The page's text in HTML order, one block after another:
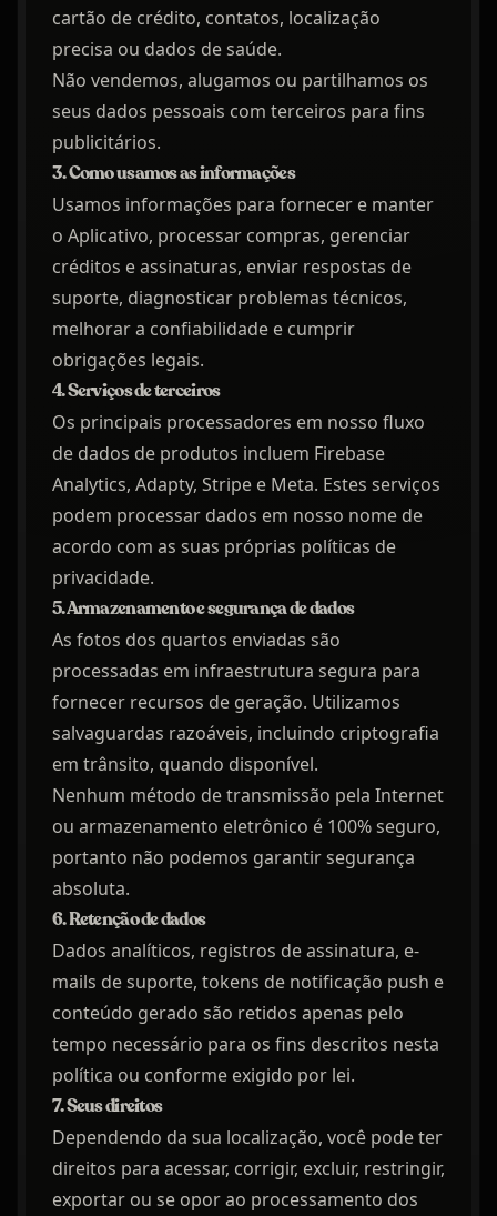
cartão de crédito, contatos, localização
precisa ou dados de saúde.
Não vendemos, alugamos ou partilhamos os
seus dados pessoais com terceiros para fins
publicitários.
3. Como usamos as informações
Usamos informações para fornecer e manter
o Aplicativo, processar compras, gerenciar
créditos e assinaturas, enviar respostas de
suporte, diagnosticar problemas técnicos,
melhorar a confiabilidade e cumprir
obrigações legais.
4. Serviços de terceiros
Os principais processadores em nosso fluxo
de dados de produtos incluem Firebase
Analytics, Adapty, Stripe e Meta. Estes serviços
podem processar dados em nosso nome de
acordo com as suas próprias políticas de
privacidade.
5. Armazenamento e segurança de dados
As fotos dos quartos enviadas são
processadas em infraestrutura segura para
fornecer recursos de geração. Utilizamos
salvaguardas razoáveis, incluindo criptografia
em trânsito, quando disponível.
Nenhum método de transmissão pela Internet
ou armazenamento eletrônico é 100% seguro,
portanto não podemos garantir segurança
absoluta.
6. Retenção de dados
Dados analíticos, registros de assinatura, e-
mails de suporte, tokens de notificação push e
conteúdo gerado são retidos apenas pelo
tempo necessário para os fins descritos nesta
política ou conforme exigido por lei.
7. Seus direitos
Dependendo da sua localização, você pode ter
direitos para acessar, corrigir, excluir, restringir,
exportar ou se opor ao processamento dos